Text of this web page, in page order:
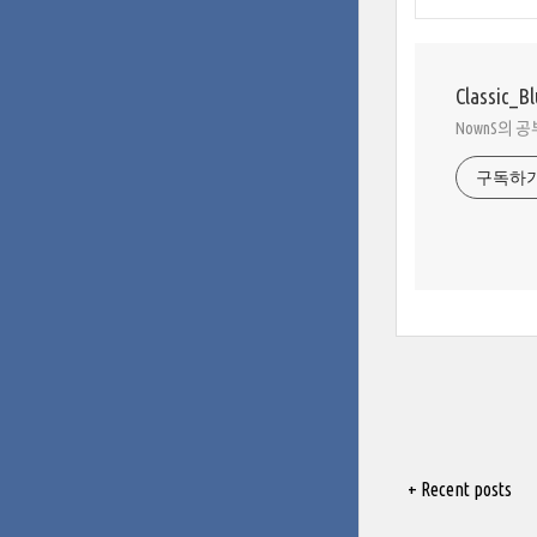
NownS의 공
구독하
+ Recent posts